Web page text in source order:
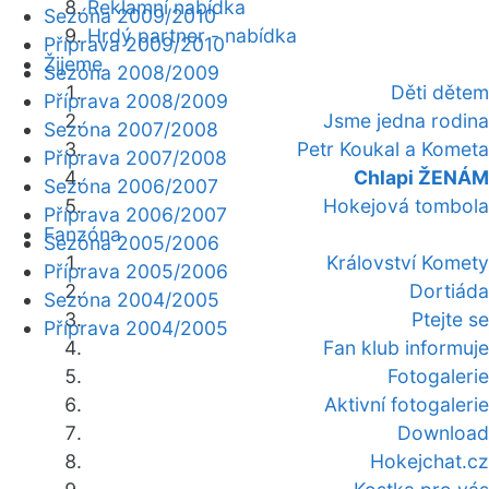
Reklamní nabídka
Hrdý partner - nabídka
Žijeme
Děti dětem
Jsme jedna rodina
Petr Koukal a Kometa
Chlapi ŽENÁM
Hokejová tombola
Fanzóna
Království Komety
Dortiáda
Ptejte se
Fan klub informuje
Fotogalerie
Aktivní fotogalerie
Download
Hokejchat.cz
Sezóna 2009/2010
Příprava 2009/2010
Sezóna 2008/2009
Příprava 2008/2009
Sezóna 2007/2008
Příprava 2007/2008
Sezóna 2006/2007
Příprava 2006/2007
Sezóna 2005/2006
Příprava 2005/2006
Sezóna 2004/2005
Příprava 2004/2005